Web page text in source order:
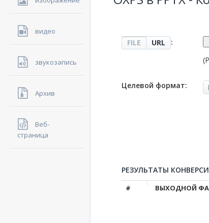
видео
звукозапись
Архив
Веб-
страница
FILE URL
:
Целевой формат:
РЕЗУЛЬТАТЫ
# ВЫХОДНОЙ